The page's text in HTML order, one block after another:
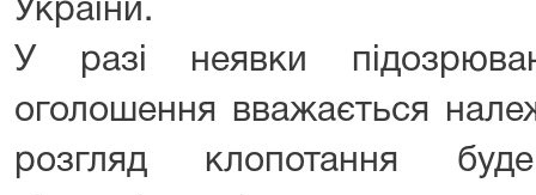
України.
У разі неявки
оголошення вважається
розгляд клопотання